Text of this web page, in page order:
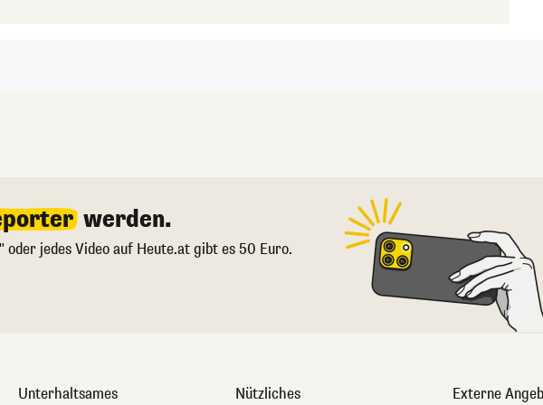
werden.
oder jedes Video auf Heute.at gibt es 50 Euro.
Unterhaltsames Nützliches Externe